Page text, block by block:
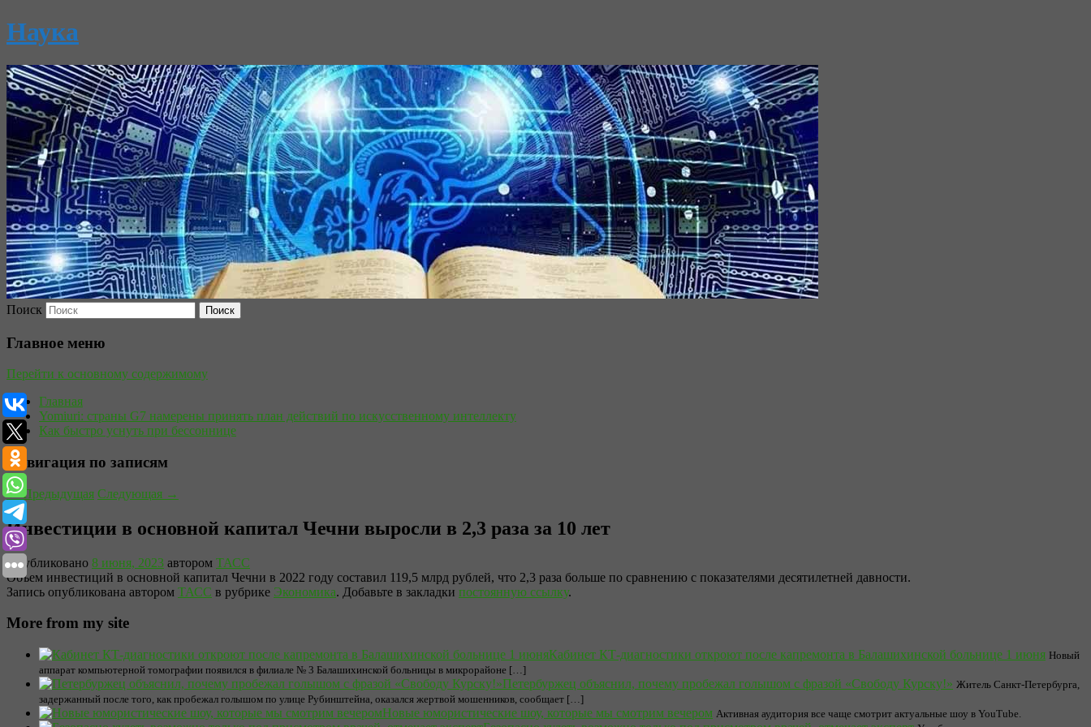
Наука
Поиск
Главное меню
Перейти к основному содержимому
Главная
Yomiuri: страны G7 намерены принять план действий по искусственному интеллекту
Как быстро уснуть при бессоннице
Навигация по записям
←Предыдущая Следующая →
Инвестиции в основной капитал Чечни выросли в 2,3 раза за 10 лет
Опубликовано 8 июня, 2023 автором ТАСС
Объем инвестиций в основной капитал Чечни в 2022 году составил 119,5 млрд рублей, что 2,3 раза больше по сравнению с показателями десятилетней давности.
Запись опубликована автором ТАСС в рубрике Экономика. Добавьте в закладки постоянную ссылку.
More from my site
Кабинет КТ-диагностики откроют после капремонта в Балашихинской больнице 1 июня Новый
аппарат компьютерной томографии появился в филиале № 3 Балашихинской больницы в микрорайоне […]
Петербуржец объяснил, почему пробежал голышом с фразой «Свободу Курску!» Житель Санкт-Петербурга,
задержанный после того, как пробежал голышом по улице Рубинштейна, оказался жертвой мошенников, сообщает […]
Новые юмористические шоу, которые мы смотрим вечером Активная аудитория все чаще смотрит актуальные шоу в YouTube.